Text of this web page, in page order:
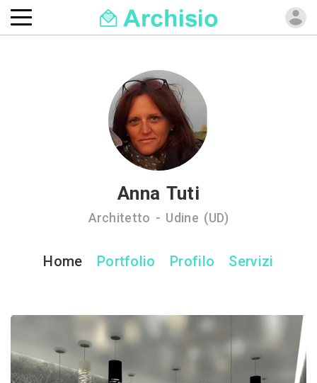
Anna Tuti
Architetto - Udine (UD)
Home Portfolio Profilo Servizi